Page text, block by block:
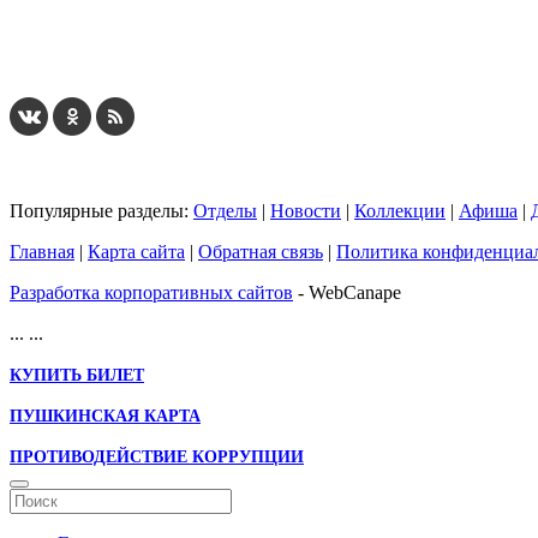
Популярные разделы: Отделы | Новости | Коллекции | Афиша |
Главная | Карта сайта | Обратная связь | Политика
Разработка корпоративных сайтов - WebCanape
... ...
КУПИТЬ БИЛЕТ
ПУШКИНСКАЯ КАРТА
ПРОТИВОДЕЙСТВИЕ КОРРУПЦИИ